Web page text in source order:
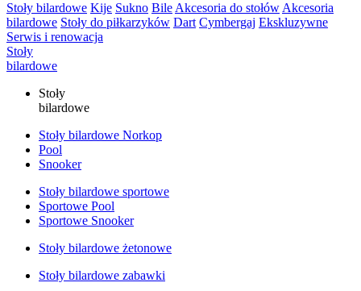
Stoły bilardowe Kije Sukno Bile Akcesoria do stołów Akcesoria
bilardowe Stoły do piłkarzyków Dart Cymbergaj Ekskluzywne
Serwis i renowacja
Stoły
bilardowe
Stoły
bilardowe
Stoły bilardowe Norkop
Pool
Snooker
Stoły bilardowe sportowe
Sportowe Pool
Sportowe Snooker
Stoły bilardowe żetonowe
Stoły bilardowe zabawki